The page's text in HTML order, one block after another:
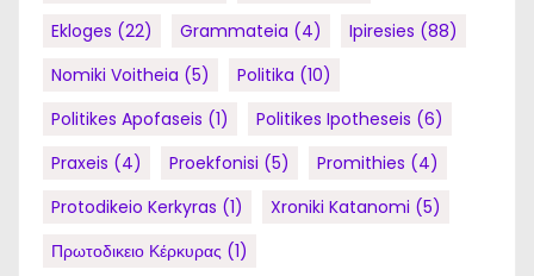
Ekloges (22) Grammateia (4) Ipiresies (88)
Nomiki Voitheia (5) Politika (10)
Politikes Apofaseis (1) Politikes Ipotheseis (6)
Praxeis (4) Proekfonisi (5) Promithies (4)
Protodikeio Kerkyras (1) Xroniki Katanomi (5)
Πρωτοδικειο Κέρκυρας (1)